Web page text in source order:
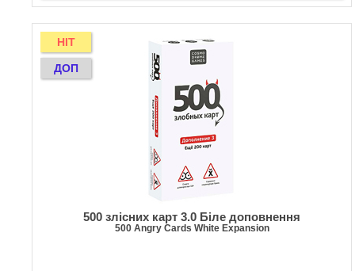
HIT
ДОП
500 злісних карт 3.0 Біле доповнення
500 Angry Cards White Expansion